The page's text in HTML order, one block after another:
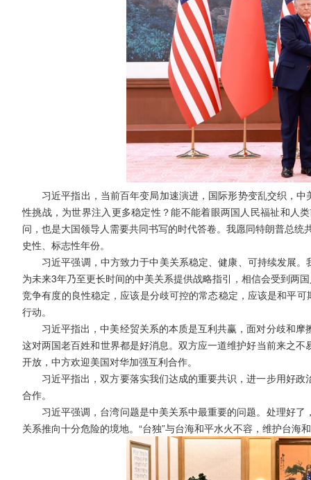
习近平指出，当前百年变局加速演进，国际形势变乱交织，
性挑战，为世界注入更多稳定性？能不能着眼两国人民福祉和人
问，也是大国领导人需要共同书写的时代答卷。我愿同特朗普总
史性、标志性年份。
习近平强调，中方致力于中美关系稳定、健康、可持续发展
为未来3年乃至更长时间的中美关系提供战略指引，相信会受到两
竞争有度的良性稳定，应该是分歧可控的常态稳定，应该是和平
行动。
习近平指出，中美经贸关系的本质是互利共赢，面对分歧和
这对两国老百姓和世界都是好消息。双方应一道维护好当前来之
开放，中方欢迎美国对华加强互利合作。
习近平指出，双方要落实我们达成的重要共识，进一步用好
合作。
习近平强调，台湾问题是中美关系中最重要的问题。处理好
关系推向十分危险的境地。“台独”与台海和平水火不容，维护台